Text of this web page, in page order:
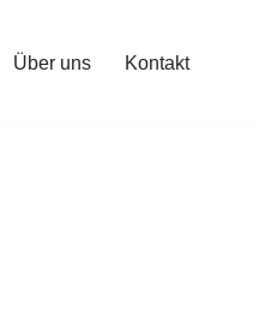
Über uns Kontakt